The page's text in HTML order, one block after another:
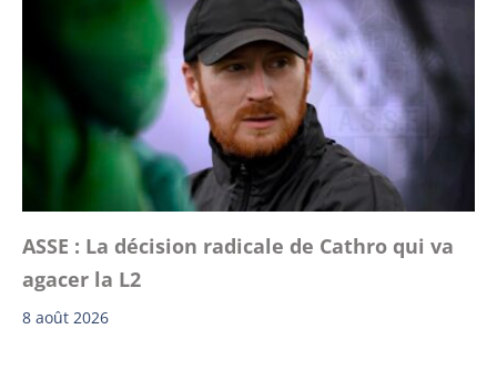
ASSE : La décision radicale de Cathro qui va
agacer la L2
8 août 2026